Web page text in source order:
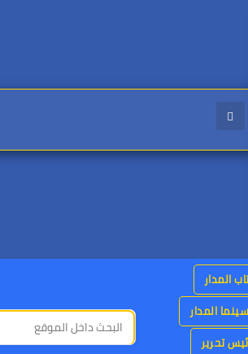
المدار
سينما المدار
تحرير